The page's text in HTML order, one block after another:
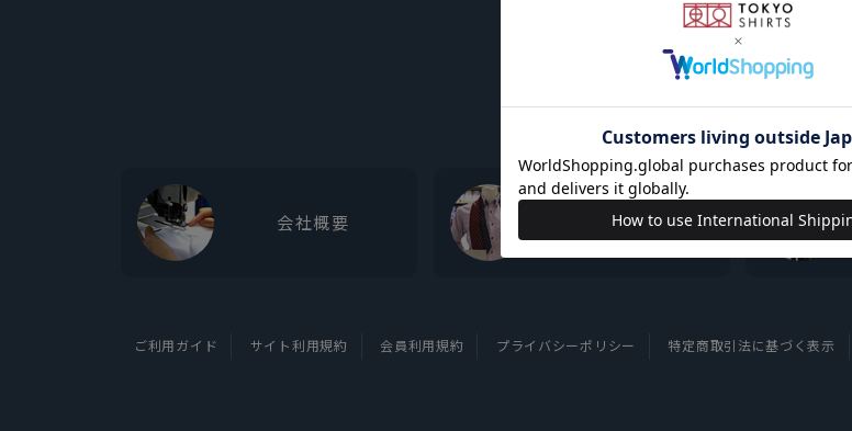
会社概要 東京シャツについて
ご利用ガイド サイト利用規約 会員利用規約 プライバシーポリシー 特定商取引法に基づく表示